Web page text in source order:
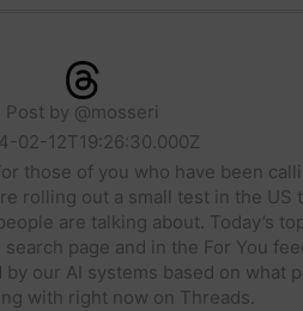
Post by @mosseri
02-12T19:26:30.000Z
those of you who have been
rolling out a small test in the US
are talking about. Today’s
page and in the For You
our AI systems based on what
with right now on Threads.